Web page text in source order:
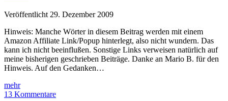
Veröffentlicht 29. Dezember 2009
Hinweis: Manche Wörter in diesem Beitrag werden mit einem
Amazon Affiliate Link/Popup hinterlegt, also nicht wundern. Das
kann ich nicht beeinflußen. Sonstige Links verweisen natürlich auf
meine bisherigen geschrieben Beiträge. Danke an Mario B. für den
Hinweis. Auf den Gedanken…
mehrReview
–
13 Kommentare